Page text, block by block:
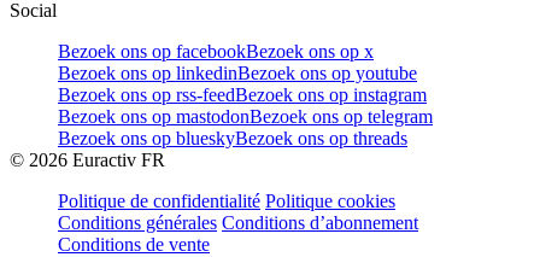
Social
Bezoek ons op facebookBezoek ons op x
Bezoek ons op linkedinBezoek ons op youtube
Bezoek ons op rss-feedBezoek ons op instagram
Bezoek ons op mastodonBezoek ons op telegram
Bezoek ons op blueskyBezoek ons op threads
© 2026 Euractiv FR
Politique de confidentialité Politique cookies
Conditions générales Conditions d’abonnement
Conditions de vente